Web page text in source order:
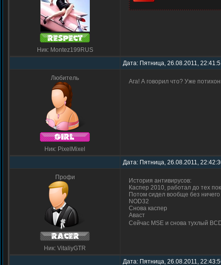
Ник: Montez199RUS
Дата: Пятница, 26.08.2011,
Любитель
Ник: PixelMixel
Ага! А говорил что? Уже
Дата: Пятница, 26.08.2011,
Профи
Ник: VitaliyGTR
История антивирусов:
Каспер 2010, работал до тех
Потом сидел вообще без
NOD32
Снова каспер
Аваст
Сейчас MSE и снова тухлый
Дата: Пятница, 26.08.2011,